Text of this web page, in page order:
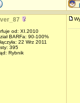
od: XI.2010
BARFa: 90-100%
22 Wrz 2011
395
Rybnik